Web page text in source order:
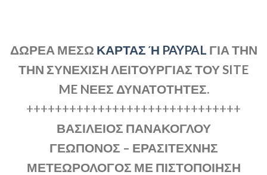
ΔΩΡΕΑ ΜΕΣΩ ΚΑΡΤΑΣ Ή PAYPAL ΓΙΑ ΤΗΝ
ΤΗΝ ΣΥΝΕΧΙΣΗ ΛΕΙΤΟΥΡΓΙΑΣ ΤΟΥ SITE
ME NΕΕΣ ΔΥΝΑΤΟΤΗΤΕΣ.
++++++++++++++++++++++++++++++
ΒΑΣΙΛΕΙΟΣ ΠΑΝΑΚΟΓΛΟΥ
ΓΕΩΠΟΝΟΣ – ΕΡΑΣΙΤΕΧΝΗΣ
ΜΕΤΕΩΡΟΛΟΓΟΣ ΜΕ ΠΙΣΤΟΠΟΙΗΣΗ